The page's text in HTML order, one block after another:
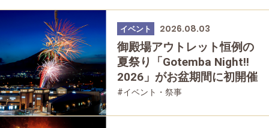
イベント 2026.08.03
御殿場アウトレット恒例の
夏祭り「Gotemba Night!!
2026」がお盆期間に初開催
#イベント・祭事